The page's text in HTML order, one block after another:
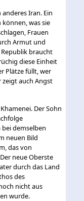
Iran. Ein
was sie
Frauen
Armut und
braucht
diese Einheit
Plätze füllt, wer
zeigt auch Angst
Der Sohn
demselben
neuen Bild
das von
neue Oberste
durch das Land
des
nicht aus
wurde.